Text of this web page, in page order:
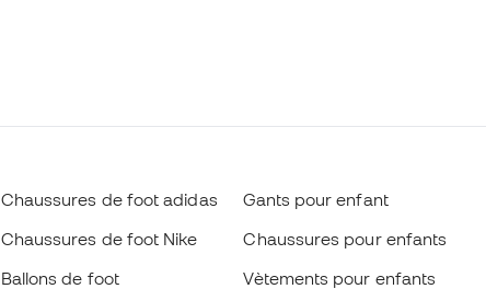
Chaussures de foot adidas
Chaussures de foot Nike
Ballons de foot
Gants pour enfant
Chaussures pour enfants
Vètements pour enfants